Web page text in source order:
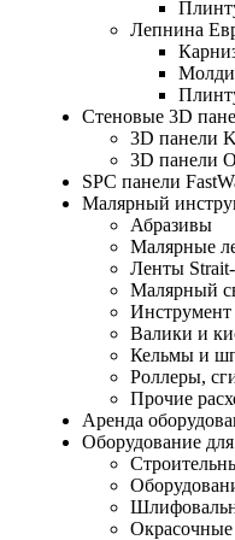
Лепнина
Стеновые 3D
3D панели
3D панели
SPC панели
Малярный
Абразивы
Малярные
Ленты
Малярный
Инструмент
Валики и
Кельмы и
Роллеры,
Прочие
Аренда
Оборудование